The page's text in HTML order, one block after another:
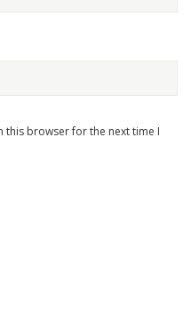
this browser for the next time I